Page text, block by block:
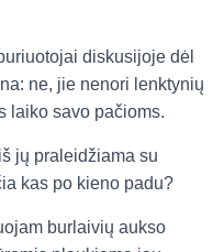
diskusijoje dėl
ne, jie nenori lenktynių
laiko savo pačioms.
jų praleidžiama su
kas po kieno padu?
burlaivių aukso